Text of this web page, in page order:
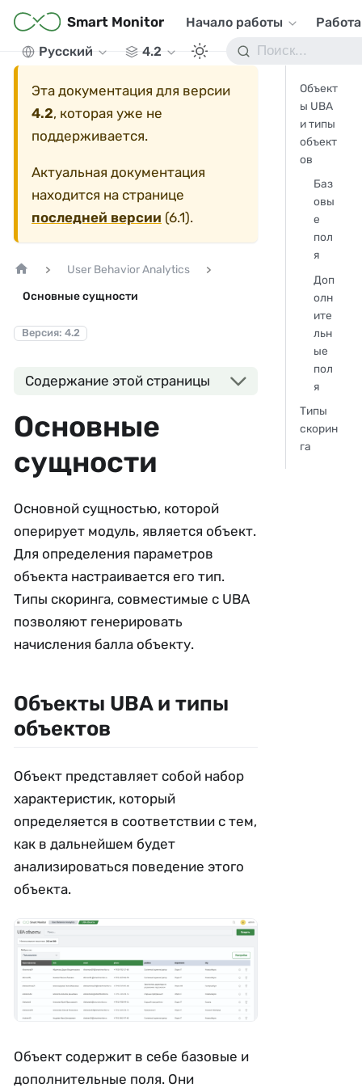
Smart Monitor Начало работы
Русский
4.2
Эта документация для версии
4.2, которая уже не
поддерживается.
Актуальная документация
находится на странице
последней версии (6.1).
User Behavior Analytics
Основные сущности
Версия: 4.2
Содержание этой страницы
Основные
сущности
Основной сущностью, которой
оперирует модуль, является объект.
Для определения параметров
объекта настраивается его тип.
Типы скоринга, совместимые с UBA
позволяют генерировать
начисления балла объекту.
Объекты UBA и типы
объектов
Объект представляет собой набор
характеристик, который
определяется в соответствии с тем,
как в дальнейшем будет
анализироваться поведение этого
объекта.
Объект содержит в себе базовые и
дополнительные поля. Они
Объект
ы UBA
и типы
объект
ов
Баз
овы
е
пол
я
Доп
олн
ите
льн
ые
пол
я
Типы
скорин
га